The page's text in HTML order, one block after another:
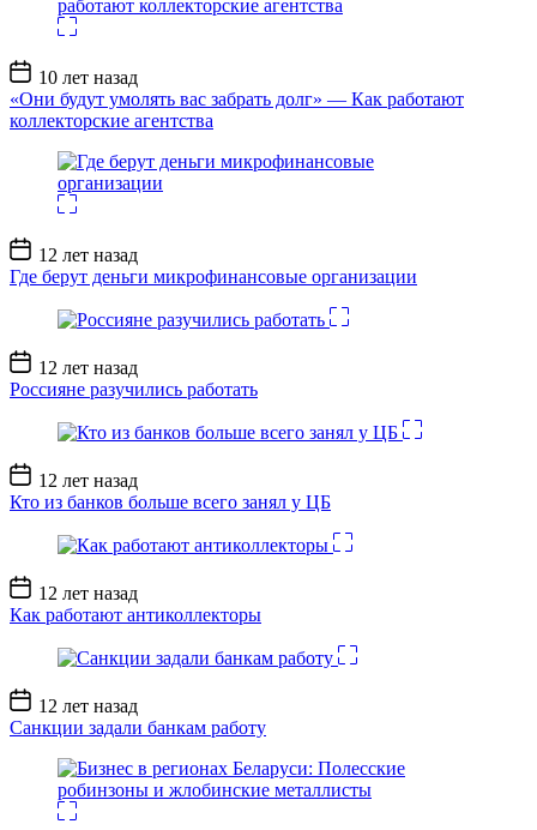
Дата
записи
10 лет назад
«Они будут умолять вас забрать долг» — Как работают
коллекторские агентства
Дата
записи
12 лет назад
Где берут деньги микрофинансовые организации
Дата
записи
12 лет назад
Россияне разучились работать
Дата
записи
12 лет назад
Кто из банков больше всего занял у ЦБ
Дата
записи
12 лет назад
Как работают антиколлекторы
Дата
записи
12 лет назад
Санкции задали банкам работу